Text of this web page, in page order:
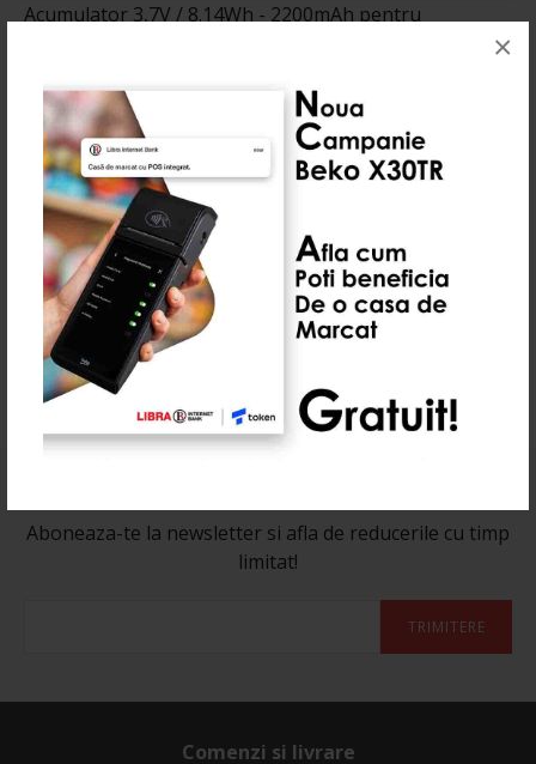
×
Acumulator 3,7V / 8.14Wh - 2200mAh pentru
Informatii
Produse Recomandate
0 Recenzie(i)
Aboneaza-te la newsletter si afla de reducerile cu timp
limitat!
TRIMITERE
Comenzi si livrare